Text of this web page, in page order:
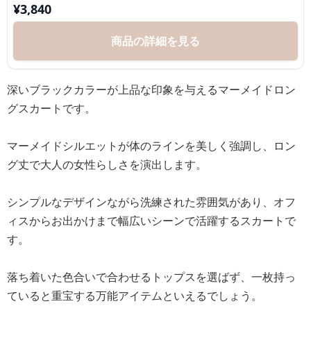
¥3,840
商品の詳細を見る
深いブラックカラーが上品な印象を与えるマーメイドロン
グスカートです。
マーメイドシルエットが体のラインを美しく強調し、ロン
グ丈で大人の女性らしさを演出します。
シンプルなデザインながら洗練された雰囲気があり、オフ
ィスからお出かけまで幅広いシーンで活躍するスカートで
す。
落ち着いた色合いで合わせるトップスを選ばず、一枚持っ
ていると重宝する万能アイテムといえるでしょう。